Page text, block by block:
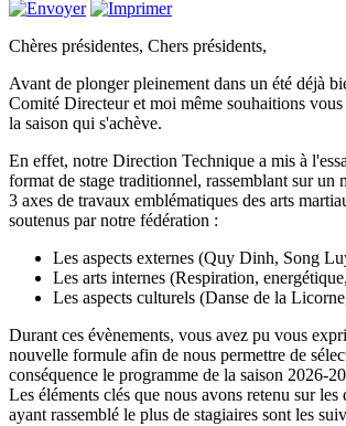
Chères présidentes, Chers présidents,
Avant de plonger pleinement dans un été déjà
Comité Directeur et moi même souhaitions
la saison qui s'achève.
En effet, notre Direction Technique a mis à
format de stage traditionnel, rassemblant sur un
3 axes de travaux emblématiques des arts
soutenus par notre fédération :
Les aspects externes (Quy Dinh, Song
Les arts internes (Respiration,
Les aspects culturels (Danse de la
Durant ces évènements, vous avez pu vous
nouvelle formule afin de nous permettre de
conséquence le programme de la saison 2026-
Les éléments clés que nous avons retenu sur les
ayant rassemblé le plus de stagiaires sont les